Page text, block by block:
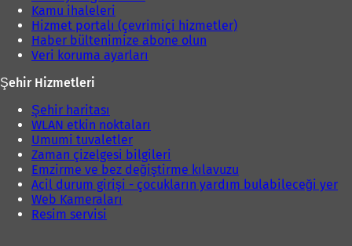
Kamu ihaleleri
Hizmet portalı (çevrimiçi hizmetler)
Haber bültenimize abone olun
Veri koruma ayarları
Şehir Hizmetleri
Şehir haritası
WLAN etkin noktaları
Umumi tuvaletler
Zaman çizelgesi bilgileri
Emzirme ve bez değiştirme kılavuzu
Acil durum girişi - çocukların yardım bulabileceği yer
Web Kameraları
Resim servisi